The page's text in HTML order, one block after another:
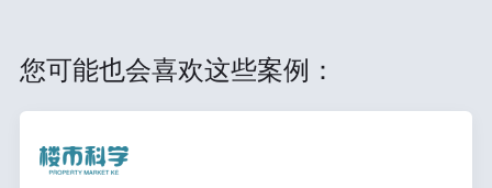
您可能也会喜欢这些案例：